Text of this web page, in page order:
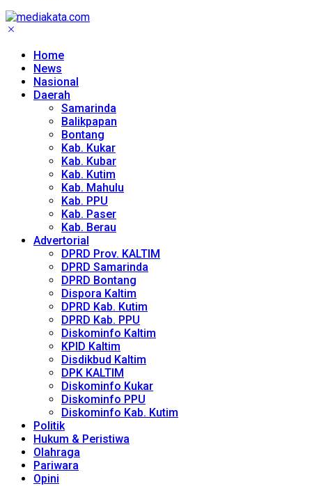
Home
News
Nasional
Daerah
Samarinda
Balikpapan
Bontang
Kab. Kukar
Kab. Kubar
Kab. Kutim
Kab. Mahulu
Kab. PPU
Kab. Paser
Kab. Berau
Advertorial
DPRD Prov. KALTIM
DPRD Samarinda
DPRD Bontang
Dispora Kaltim
DPRD Kab. Kutim
DPRD Kab. PPU
Diskominfo Kaltim
KPID Kaltim
Disdikbud Kaltim
DPK KALTIM
Diskominfo Kukar
Diskominfo PPU
Diskominfo Kab. Kutim
Politik
Hukum & Peristiwa
Olahraga
Pariwara
Opini